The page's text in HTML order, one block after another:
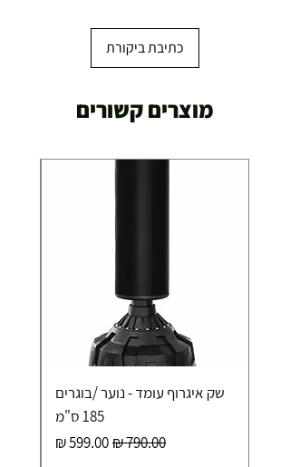
כתיבת ביקורת
מוצרים קשורים
שק איגרוף עומד - נוער /בוגרים
185 ס"מ
מחיר רגילמחיר מבצע